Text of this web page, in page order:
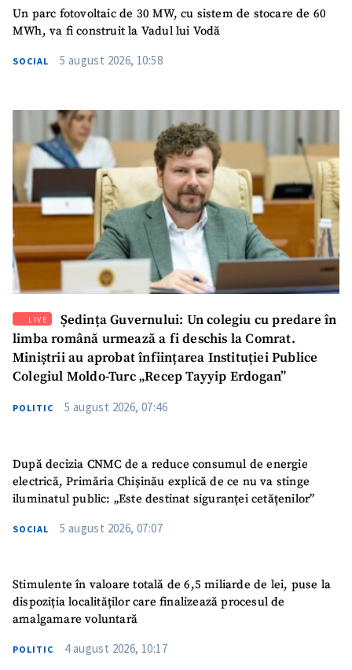
SUSȚINE
Un parc fotovoltaic de 30 MW, cu sistem de stocare de 60
MWh, va fi construit la Vadul lui Vodă
SOCIAL 5 august 2026, 10:58
LIVE
Ședința Guvernului: Un colegiu cu predare în
limba română urmează a fi deschis la Comrat.
Miniștrii au aprobat înființarea Instituției Publice
Colegiul Moldo-Turc „Recep Tayyip Erdogan”
POLITIC 5 august 2026, 07:46
După decizia CNMC de a reduce consumul de energie
electrică, Primăria Chișinău explică de ce nu va stinge
iluminatul public: „Este destinat siguranței cetățenilor”
SOCIAL 5 august 2026, 07:07
Stimulente în valoare totală de 6,5 miliarde de lei, puse la
dispoziția localităților care finalizează procesul de
amalgamare voluntară
POLITIC 4 august 2026, 10:17